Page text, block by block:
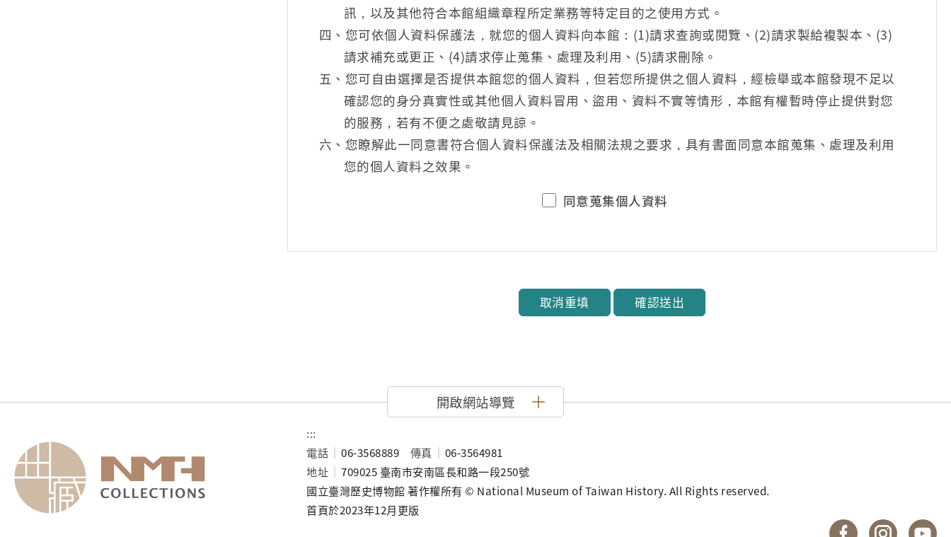
訊，以及其他符合本館組織章程所定業務等特定目的之使用方式。
四、您可依個人資料保護法，就您的個人資料向本館：(1)請求查詢或閱覽、(2)請求製給複製本、(3)
請求補充或更正、(4)請求停止蒐集、處理及利用、(5)請求刪除。
五、您可自由選擇是否提供本館您的個人資料，但若您所提供之個人資料，經檢舉或本館發現不足以
確認您的身分真實性或其他個人資料冒用、盜用、資料不實等情形，本館有權暫時停止提供對您
的服務，若有不便之處敬請見諒。
六、您瞭解此一同意書符合個人資料保護法及相關法規之要求，具有書面同意本館蒐集、處理及利用
您的個人資料之效果。
同意蒐集個人資料
取消重填 確認送出
開啟網站導覽
:::
電話
06-3568889 傳真
06-3564981
地址
709025 臺南市安南區長和路一段250號
國立臺灣歷史博物館 著作權所有 © National Museum of Taiwan History. All Rights reserved.
首頁於2023年12月更版
國立臺灣歷史博
國立臺灣